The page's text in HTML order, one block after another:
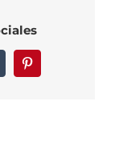
Pinterest